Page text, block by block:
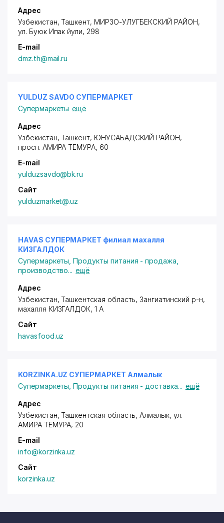
Адрес
Узбекистан, Ташкент, МИРЗО-УЛУГБЕКСКИЙ РАЙОН,
ул. Буюк Ипак йули, 298
E-mail
dmz.th@mail.ru
YULDUZ SAVDO СУПЕРМАРКЕТ
Супермаркеты ещё
Адрес
Узбекистан, Ташкент, ЮНУСАБАДСКИЙ РАЙОН,
просп. АМИРА ТЕМУРА, 60
E-mail
yulduzsavdo@bk.ru
Сайт
yulduzmarket@.uz
HAVAS СУПЕРМАРКЕТ филиал махалля
КИЗГАЛДОК
Супермаркеты ,Продукты питания - продажа,
производство... ещё
Адрес
Узбекистан, Ташкентская область, Зангиатинский р-н,
махалля КИЗГАЛДОК, 1 A
Сайт
havasfood.uz
KORZINKA.UZ СУПЕРМАРКЕТ Алмалык
Супермаркеты ,Продукты питания - доставка... ещё
Адрес
Узбекистан, Ташкентская область, Алмалык, ул.
АМИРА ТЕМУРА, 20
E-mail
info@korzinka.uz
Сайт
korzinka.uz